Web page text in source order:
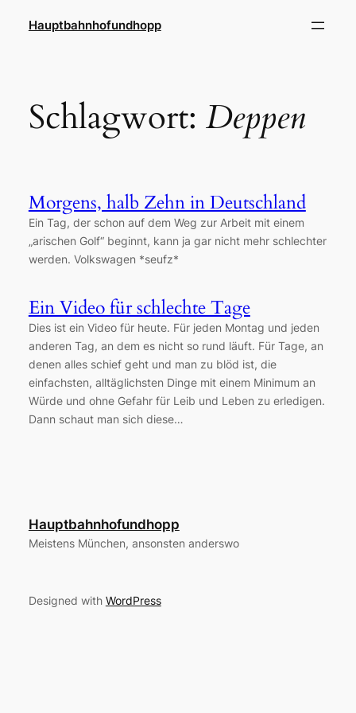
InhaltHauptbahnhofundhopp
Schlagwort: Deppen
Morgens, halb Zehn in Deutschland
Ein Tag, der schon auf dem Weg zur Arbeit mit einem
„arischen Golf“ beginnt, kann ja gar nicht mehr schlechter
werden. Volkswagen *seufz*
Ein Video für schlechte Tage
Dies ist ein Video für heute. Für jeden Montag und jeden
anderen Tag, an dem es nicht so rund läuft. Für Tage, an
denen alles schief geht und man zu blöd ist, die
einfachsten, alltäglichsten Dinge mit einem Minimum an
Würde und ohne Gefahr für Leib und Leben zu erledigen.
Dann schaut man sich diese…
Hauptbahnhofundhopp
Meistens München, ansonsten anderswo
Designed with WordPress